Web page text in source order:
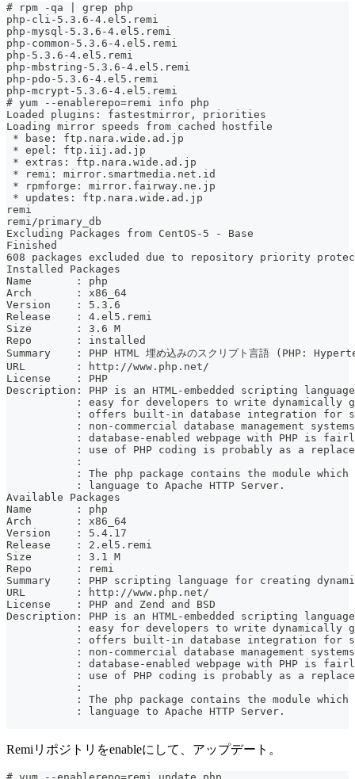
# rpm -qa | grep php
php-cli-5.3.6-4.el5.remi
php-mysql-5.3.6-4.el5.remi
php-common-5.3.6-4.el5.remi
php-5.3.6-4.el5.remi
php-mbstring-5.3.6-4.el5.remi
php-pdo-5.3.6-4.el5.remi
php-mcrypt-5.3.6-4.el5.remi
# yum --enablerepo=remi info php
Loaded plugins: fastestmirror, priorities
Loading mirror speeds from cached hostfile
* base: ftp.nara.wide.ad.jp
* epel: ftp.iij.ad.jp
* extras: ftp.nara.wide.ad.jp
* remi: mirror.smartmedia.net.id
* rpmforge: mirror.fairway.ne.jp
* updates: ftp.nara.wide.ad.jp
remi
remi/primary_db
Excluding Packages from CentOS-5 - Base
Finished
608 packages excluded due to repository priority
Installed Packages
Name       : php
Arch       : x86_64
Version    : 5.3.6
Release    : 4.el5.remi
Size       : 3.6 M
Repo       : installed
Summary    : PHP HTML 埋め込みのスクリプト言語 (PHP:
URL        : http://www.php.net/
License    : PHP
Description: PHP is an HTML-embedded scripting
: easy for developers to write dynamically
: offers built-in database integration for
: non-commercial database management
: database-enabled webpage with PHP is
: use of PHP coding is probably as a
           :
: The php package contains the module which
           : language to Apache HTTP Server.
Available Packages
Name       : php
Arch       : x86_64
Version    : 5.4.17
Release    : 2.el5.remi
Size       : 3.1 M
Repo       : remi
Summary    : PHP scripting language for creating
URL        : http://www.php.net/
License    : PHP and Zend and BSD
Description: PHP is an HTML-embedded scripting
: easy for developers to write dynamically
: offers built-in database integration for
: non-commercial database management
: database-enabled webpage with PHP is
: use of PHP coding is probably as a
           :
: The php package contains the module which
           : language to Apache HTTP Server.
Remiリポジトリをenableにして、アップデート。